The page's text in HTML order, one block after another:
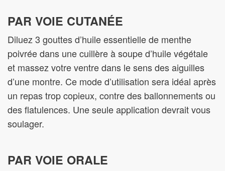
PAR VOIE CUTANÉE
Diluez 3 gouttes d’huile essentielle de menthe
poivrée dans une cuillère à soupe d’huile végétale
et massez votre ventre dans le sens des aiguilles
d’une montre. Ce mode d’utilisation sera idéal après
un repas trop copieux, contre des ballonnements ou
des flatulences. Une seule application devrait vous
soulager.
PAR VOIE ORALE